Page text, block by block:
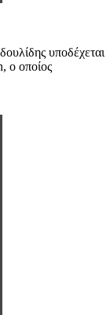
υποδέχεται
ο οποίος